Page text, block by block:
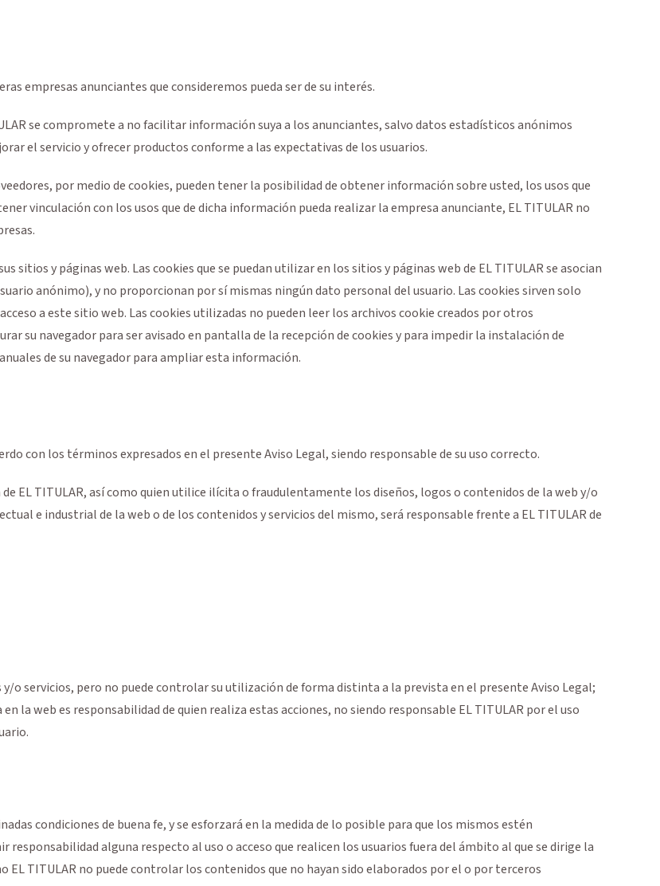
empresas anunciantes que consideremos pueda ser de su interés.
se compromete a no facilitar información suya a los anunciantes, salvo datos estadísticos anónimos
el servicio y ofrecer productos conforme a las expectativas de los usuarios.
por medio de cookies, pueden tener la posibilidad de obtener información sobre usted, los usos que
vinculación con los usos que de dicha información pueda realizar la empresa anunciante, EL TITULAR no
sitios y páginas web. Las cookies que se puedan utilizar en los sitios y páginas web de EL TITULAR se asocian
anónimo), y no proporcionan por sí mismas ningún dato personal del usuario. Las cookies sirven solo
a este sitio web. Las cookies utilizadas no pueden leer los archivos cookie creados por otros
su navegador para ser avisado en pantalla de la recepción de cookies y para impedir la instalación de
de su navegador para ampliar esta información.
con los términos expresados en el presente Aviso Legal, siendo responsable de su uso correcto.
EL TITULAR, así como quien utilice ilícita o fraudulentamente los diseños, logos o contenidos de la web y/o
e industrial de la web o de los contenidos y servicios del mismo, será responsable frente a EL TITULAR de
o servicios, pero no puede controlar su utilización de forma distinta a la prevista en el presente Aviso Legal;
la web es responsabilidad de quien realiza estas acciones, no siendo responsable EL TITULAR por el uso
condiciones de buena fe, y se esforzará en la medida de lo posible para que los mismos estén
alguna respecto al uso o acceso que realicen los usuarios fuera del ámbito al que se dirige la
EL TITULAR no puede controlar los contenidos que no hayan sido elaborados por el o por terceros